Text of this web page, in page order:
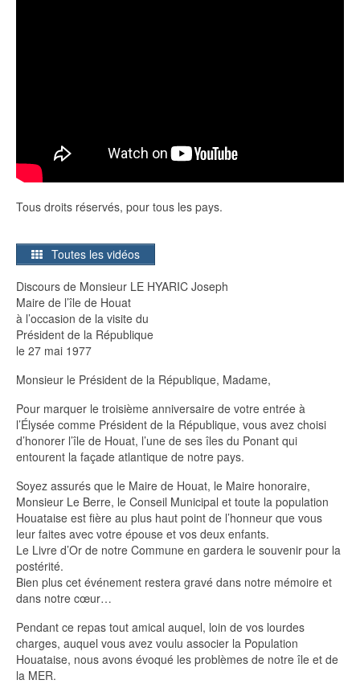
Tous droits réservés, pour tous les pays.
Toutes les vidéos
Discours de Monsieur LE HYARIC Joseph
Maire de l’île de Houat
à l’occasion de la visite du
Président de la République
le 27 mai 1977
Monsieur le Président de la République, Madame,
Pour marquer le troisième anniversaire de votre entrée à
l’Élysée comme Président de la République, vous avez choisi
d’honorer l’île de Houat, l’une de ses îles du Ponant qui
entourent la façade atlantique de notre pays.
Soyez assurés que le Maire de Houat, le Maire honoraire,
Monsieur Le Berre, le Conseil Municipal et toute la population
Houataise est fière au plus haut point de l’honneur que vous
leur faites avec votre épouse et vos deux enfants.
Le Livre d’Or de notre Commune en gardera le souvenir pour la
postérité.
Bien plus cet événement restera gravé dans notre mémoire et
dans notre cœur…
Pendant ce repas tout amical auquel, loin de vos lourdes
charges, auquel vous avez voulu associer la Population
Houataise, nous avons évoqué les problèmes de notre île et de
la MER.